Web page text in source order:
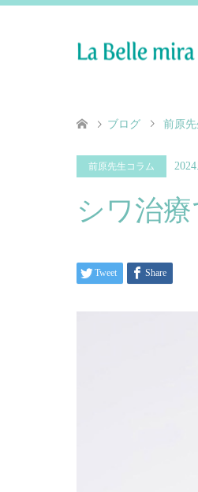
ブログ 前原
前原先生コラム
シワ治
Tweet Share